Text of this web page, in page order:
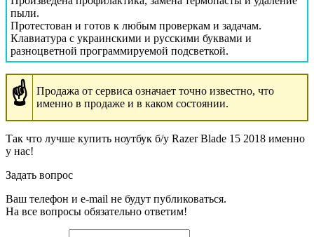
пыли.
Протестован и готов к любым проверкам и задачам.
Клавиатура с украинскими и русскими буквами и
разноцветной программируемой подсветкой.
☝
Продажа от сервиса означает точно известно, что
именно в продаже и в каком состоянии.
Так что лучше купить ноутбук б/у Razer Blade 15 2018 именно
у нас!
Задать вопрос
Ваш телефон и e-mail не будут публиковаться.
На все вопросы обязательно ответим!